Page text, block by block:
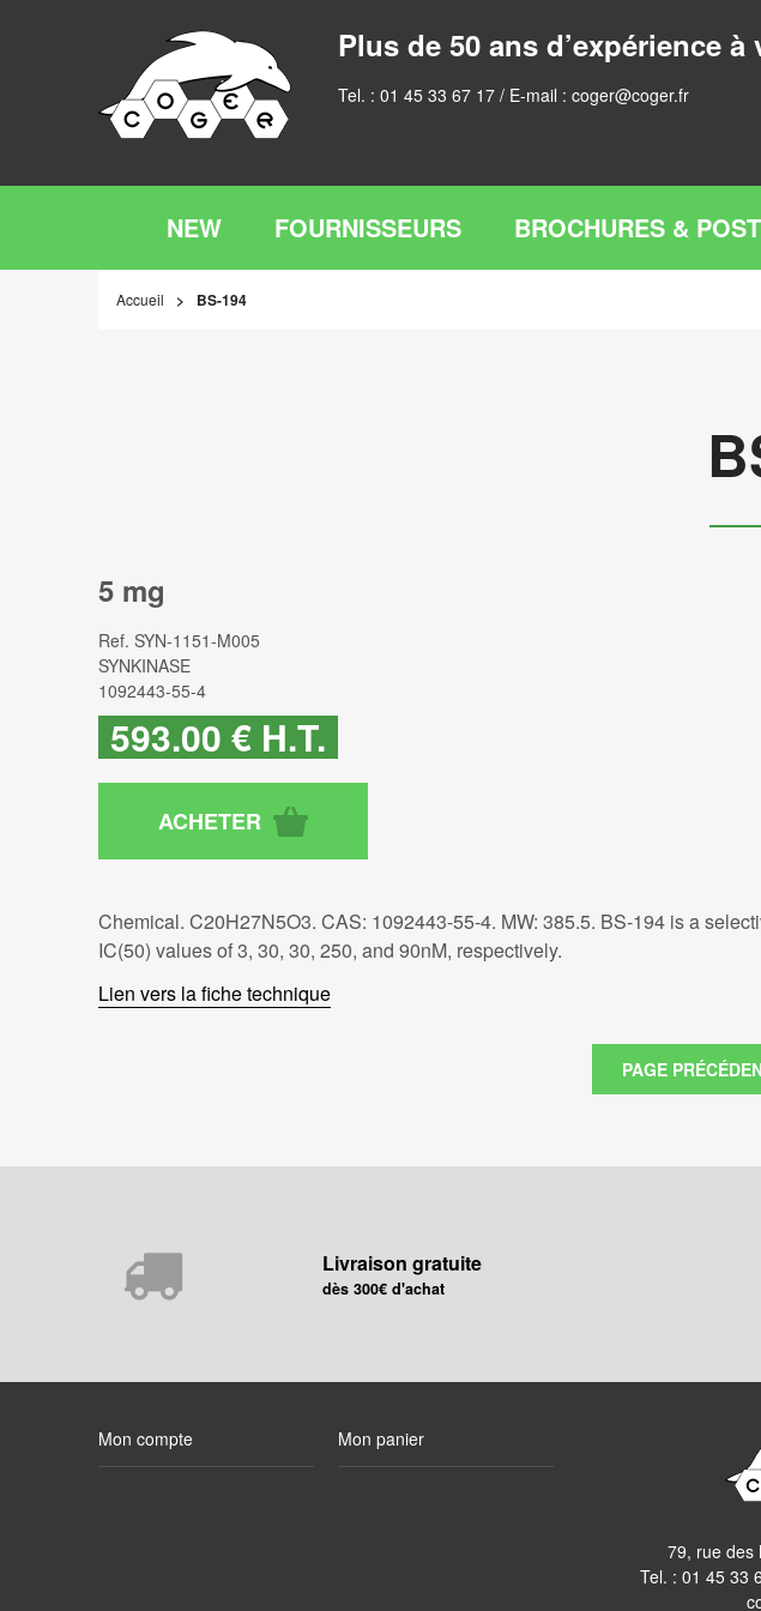
Plus de 50 ans d’expérience
Tel. : 01 45 33 67 17 / E-mail : coger@coger.fr
NEW FOURNISSEURS BROCHURES &
Accueil BS-194
5 mg
Ref. SYN-1151-M005
SYNKINASE
1092443-55-4
593.00 € H.T.
Chemical. C20H27N5O3. CAS: 1092443-55-4. MW: 385.5. BS-194 is a
IC(50) values of 3, 30, 30, 250, and 90nM, respectively.
Lien vers la fiche technique
Livraison gratuite
dès 300€ d'achat
Mon compte Mon panier
79, rue des
Tel. :01 45 33